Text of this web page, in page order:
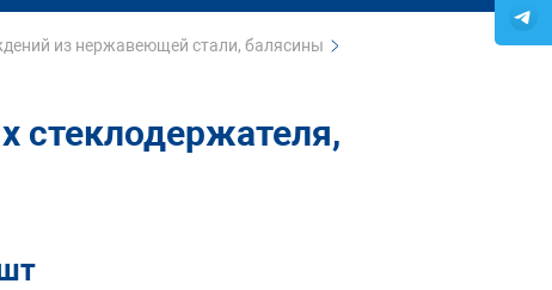
из нержавеющей стали, балясины
стеклодержателя,